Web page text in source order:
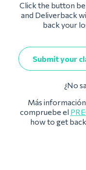
Click the button
and Deliverback
back your
Submit your
¿No
Más
compruebe el
how to get